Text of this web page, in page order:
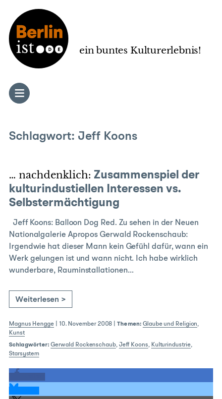
ein buntes Kulturerlebnis!
Schlagwort: Jeff Koons
… nachdenklich: Zusammenspiel der
kulturindustiellen Interessen vs.
Selbstermächtigung
Jeff Koons: Balloon Dog Red. Zu sehen in der Neuen
Nationalgalerie Apropos Gerwald Rockenschaub:
Irgendwie hat dieser Mann kein Gefühl dafür, wann ein
Werk gelungen ist und wann nicht. Ich habe wirklich
wunderbare, Rauminstallationen…
Weiterlesen >
Magnus Hengge| 10. November 2008 |Themen: Glaube und Religion,
Kunst
Schlagwörter: Gerwald Rockenschaub, Jeff Koons, Kulturindustrie,
Starsystem